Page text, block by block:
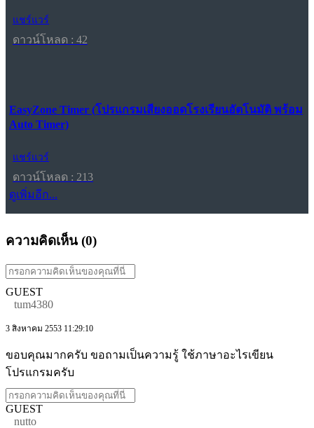
แชร์แวร์
ดาวน์โหลด : 42
EasyZone Timer (โปรแกรมเสียงออดโรงเรียนอัตโนมัติ พร้อม
Auto Timer)
แชร์แวร์
ดาวน์โหลด : 213
ดูเพิ่มอีก...
ความคิดเห็น (0)
GUEST
tum4380
3 สิงหาคม 2553 11:29:10
ขอบคุณมากครับ ขอถามเป็นความรู้ ใช้ภาษาอะไรเขียน
โปรแกรมครับ
GUEST
nutto